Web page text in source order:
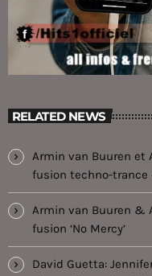
RELATED NEWS
Armin van Buuren et
fusion techno-trance
Armin van Buuren &
fusion ‘No Mercy’
David Guetta: